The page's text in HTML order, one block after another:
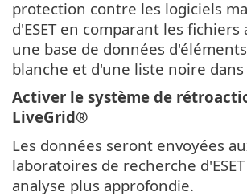
protection contre les logiciels
d'ESET en comparant les fichiers
une base de données
blanche et d'une liste noire
Activer le système de
LiveGrid®
Les données seront envoyées
laboratoires de recherche
analyse plus approfondie.